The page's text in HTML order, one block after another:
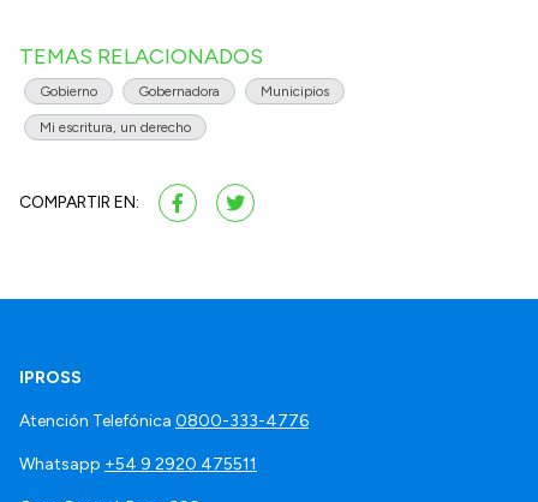
TEMAS RELACIONADOS
Gobierno Gobernadora Municipios
Mi escritura, un derecho
COMPARTIR EN:
IPROSS
Atención Telefónica 0800-333-4776
Whatsapp +54 9 2920 475511